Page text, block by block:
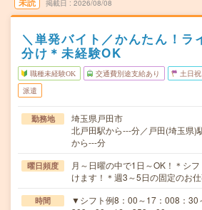
掲載日 2026/08/08
＼単発バイト／かんたん！ラ
分け＊未経験OK
職種未経験OK 交通費別途支給あり 土日
派遣
勤務地
埼玉県戸田市
北戸田駅から---分／戸田(埼玉県)
から---分
曜日頻度
月～日曜の中で1日～OK！＊シ
けます！＊週3～5日の固定のお
時間
▼シフト例8：00～17：008：30